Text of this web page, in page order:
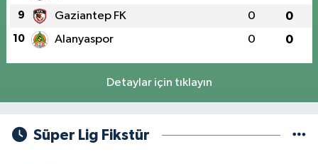
9 Gaziantep FK 0 0
10 Alanyaspor 0 0
Detaylar için tıklayın
Süper Lig Fikstür